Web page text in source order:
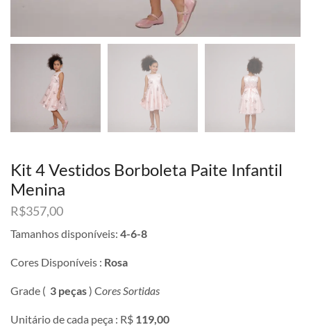
Kit 4 Vestidos Borboleta Paite Infantil
Menina
R$357,00
Tamanhos disponíveis: 4-6-8
Cores Disponíveis : Rosa
Grade ( 3 peças) Cores Sortidas
Unitário de cada peça : R$ 119,00